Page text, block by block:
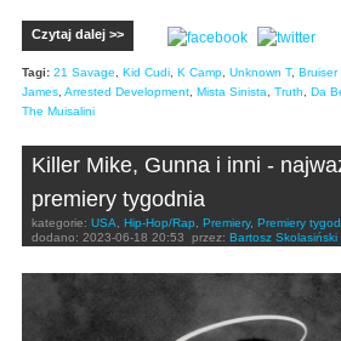
Czytaj dalej >>
Tagi: 21 Savage Kid Cudi K Camp Unknown T, Bruiser
James Arrested Development Mista Sinista Truth Da
The Muisalini
Killer Mike, Gunna i inni -
premiery tygodnia
kategorie: USA Hip-Hop/Rap Premiery, Premiery
dodano: 2023-06-18 20:53 przez: Bartosz Skolasiński